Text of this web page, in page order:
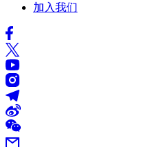
加入我们